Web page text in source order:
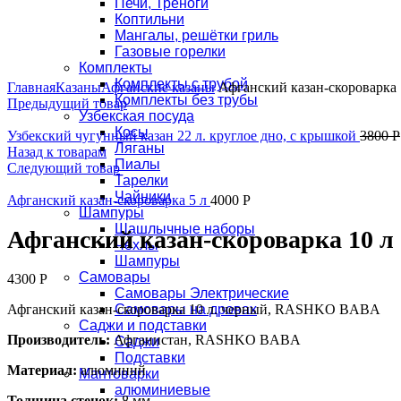
Печи, Треноги
Коптильни
Мангалы, решётки гриль
Газовые горелки
Комплекты
Комплекты с трубой
Комплекты без трубы
Узбекская посуда
Косы
Ляганы
Пиалы
Тарелки
Чайники
Шампуры
Шашлычные наборы
Чехлы
Шампуры
Самовары
Самовары Электрические
Самовары на дровах
Саджи и подставки
Саджи
Подставки
Мантоварки
алюминиевые
Увеличить
ГлавнаяКазаныАфганские казаныАфганский казан-скороварка
Предыдущий товар
Узбекский чугунный казан 22 л. круглое дно, с крышкой 3800Р
Назад к товарам
Следующий товар
Афганский казан-скороварка 5 л 4000 Р
Афганский казан-скороварка 10 л
4300 Р
Афганский казан-скороварка 10 л. черный, RASHKO BABA
Производитель: Афганистан, RASHKO BABA
Материал: алюминий